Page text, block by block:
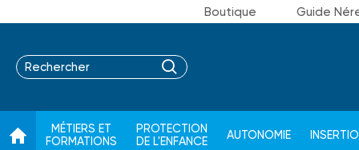
Boutique Guide
MÉTIERS ET
FORMATIONS
PROTECTION
DE L'ENFANCE
AUTONOMIE